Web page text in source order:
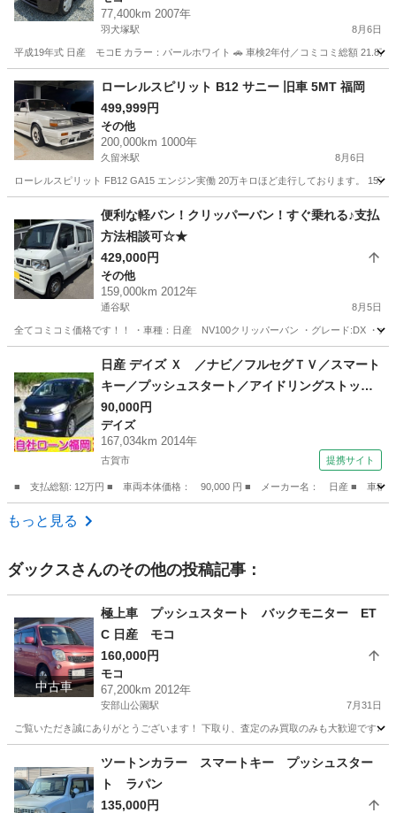
77,400km 2007年
羽犬塚駅 8月6日
平成19年式 日産 モコE カラー：パールホワイト 🚗 車検2年付／コミコミ総額 21.8
福岡 八女市 モコ
ローレルスピリット B12 サニー 旧車 5MT 福岡
499,999円
その他
200,000km 1000年
久留米駅 8月6日
ローレルスピリット FB12 GA15 エンジン実働 20万キロほど走行しております。 15
久留米駅 その他
便利な軽バン！クリッパーバン！すぐ乗れる♪支払
方法相談可☆★
429,000円
その他
159,000km 2012年
通谷駅 8月5日
全てコミコミ価格です！！ ・車種：日産 NV100クリッパーバン ・グレード:DX ・カ
通谷駅 その他 ワゴンR
日産 デイズ Ｘ ／ナビ／フルセグＴＶ／スマート
キー／プッシュスタート／アイドリングストップ
／ウィンカーミラー／タイミングチェーン （検9.
6）
90,000円
デイズ
167,034km 2014年
古賀市 提携サイト
■ 支払総額: 12万円 ■ 車両本体価格： 90,000 円 ■ メーカー名： 日産 ■ 車種名
福岡 古賀市
もっと見る
ダックスさんのその他の投稿記事：
中古車
極上車 プッシュスタート バックモニター ET
C 日産 モコ
160,000円
モコ
67,200km 2012年
安部山公園駅 7月31日
ご覧いただき誠にありがとうございます！ 下取り、査定のみ買取のみも大歓迎です
安部山公園駅 車両
ツートンカラー スマートキー プッシュスター
ト ラパン
135,000円